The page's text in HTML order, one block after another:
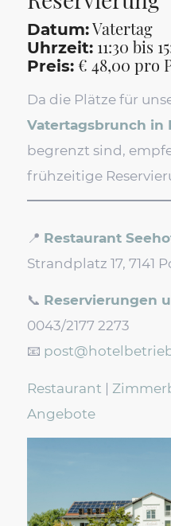
Datum:Vatertag
Uhrzeit:11:30 bis
Preis:€ 48,00 pro
Da die Plätze für
Vatertagsbrunch in
begrenzt sind,
frühzeitige
📍 Restaurant
Strandplatz 17, 7141
📞 Reservierungen
0043/2177 2273
📧
Restaurant |
Angebote